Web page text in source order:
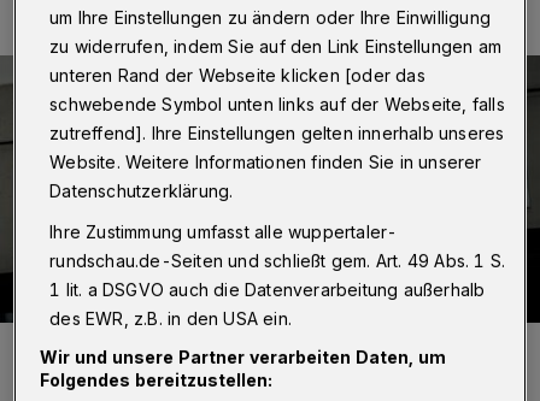
Symbolfoto.
Foto: Dennis Polz
um Ihre Einstellungen zu ändern oder Ihre Einwilligung
zu widerrufen, indem Sie auf den Link Einstellungen am
unteren Rand der Webseite klicken [oder das
schwebende Symbol unten links auf der Webseite, falls
zutreffend]. Ihre Einstellungen gelten innerhalb unseres
Website. Weitere Informationen finden Sie in unserer
Datenschutzerklärung.
Ihre Zustimmung umfasst alle wuppertaler-
rundschau.de-Seiten und schließt gem. Art. 49 Abs. 1 S.
1 lit. a DSGVO auch die Datenverarbeitung außerhalb
des EWR, z.B. in den USA ein.
Wir und unsere Partner verarbeiten Daten, um
Folgendes bereitzustellen: